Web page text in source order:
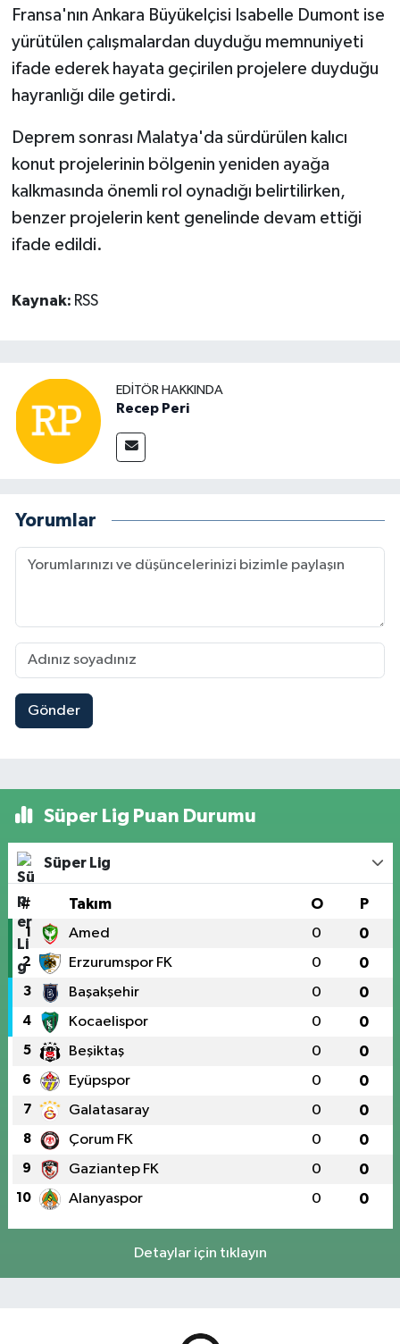
Fransa'nın Ankara Büyükelçisi Isabelle Dumont ise
yürütülen çalışmalardan duyduğu memnuniyeti
ifade ederek hayata geçirilen projelere duyduğu
hayranlığı dile getirdi.
Deprem sonrası Malatya'da sürdürülen kalıcı
konut projelerinin bölgenin yeniden ayağa
kalkmasında önemli rol oynadığı belirtilirken,
benzer projelerin kent genelinde devam ettiği
ifade edildi.
Kaynak: RSS
EDITÖR HAKKINDA
Recep Peri
Yorumlar
Gönder
Süper Lig Puan Durumu
Süper Lig
# Takım O P
1 Amed 0 0
2 Erzurumspor FK 0 0
3 Başakşehir 0 0
4 Kocaelispor 0 0
5 Beşiktaş 0 0
6 Eyüpspor 0 0
7 Galatasaray 0 0
8 Çorum FK 0 0
9 Gaziantep FK 0 0
10 Alanyaspor 0 0
Detaylar için tıklayın